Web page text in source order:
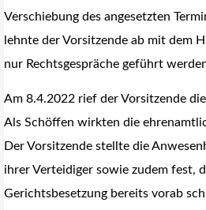
Verschiebung des angesetzten
lehnte der Vorsitzende ab mit dem
nur Rechtsgespräche geführt
Am 8.4.2022 rief der Vorsitzende
Als Schöffen wirkten die
Der Vorsitzende stellte die
ihrer Verteidiger sowie zudem fest,
Gerichtsbesetzung bereits vorab